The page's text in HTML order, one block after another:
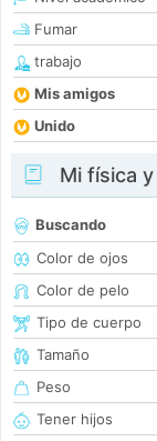
Fumar
trabajo
Mis amigos
Unido
Mi física
Buscando
Color de ojos
Color de pelo
Tipo de cuerpo
Tamaño
Peso
Tener hijos